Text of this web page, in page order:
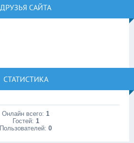
ДРУЗЬЯ САЙТА
СТАТИСТИКА
Онлайн всего: 1
Гостей: 1
Пользователей: 0